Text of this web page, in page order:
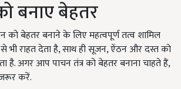
बनाए बेहतर
बेहतर बनाने के लिए महत्वपूर्ण तत्व शामिल
भी राहत देता है, साथ ही सूजन, ऐंठन और दस्त को
है. अगर आप पाचन तंत्र को बेहतर बनाना चाहते हैं,
करें.